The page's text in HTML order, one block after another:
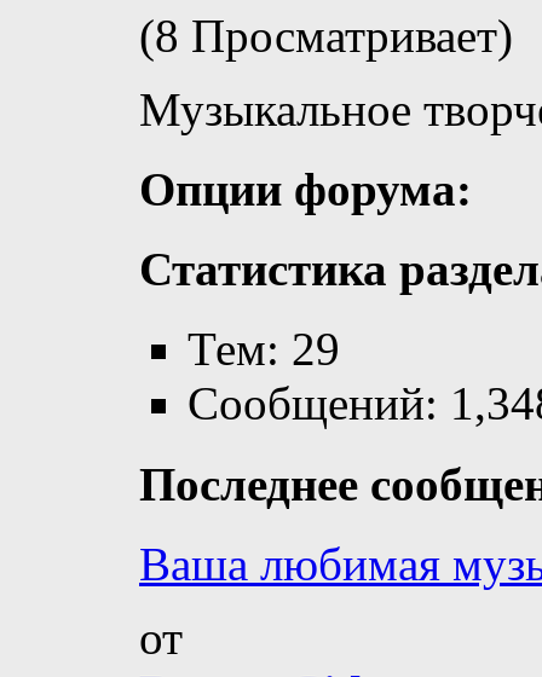
(8 Просматривает)
Музыкальное
Опции форума:
Статистика
Тем: 29
Сообщений:
Последнее
Ваша любимая
от